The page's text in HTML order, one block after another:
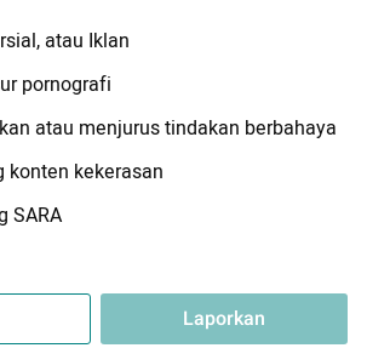
atau Iklan
pornografi
atau menjurus tindakan berbahaya
konten kekerasan
SARA
Laporkan